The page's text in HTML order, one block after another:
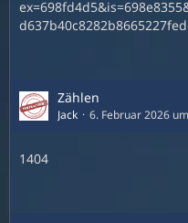
Zählen
Jack 6. Februar 2026
1404